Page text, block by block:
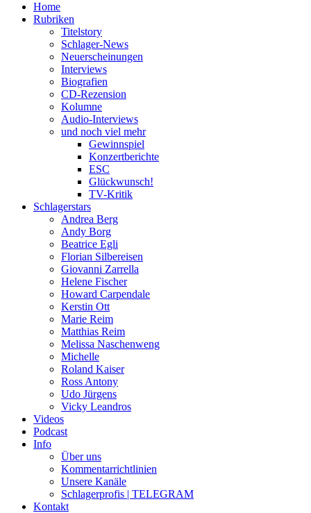
Home
Rubriken
Titelstory
Schlager-News
Neuerscheinungen
Interviews
Biografien
CD-Rezension
Kolumne
Audio-Interviews
und noch viel mehr
Gewinnspiel
Konzertberichte
ESC
Glückwunsch!
TV-Kritik
Schlagerstars
Andrea Berg
Andy Borg
Beatrice Egli
Florian Silbereisen
Giovanni Zarrella
Helene Fischer
Howard Carpendale
Kerstin Ott
Marie Reim
Matthias Reim
Melissa Naschenweng
Michelle
Roland Kaiser
Ross Antony
Udo Jürgens
Vicky Leandros
Videos
Podcast
Info
Über uns
Kommentarrichtlinien
Unsere Kanäle
Schlagerprofis | TELEGRAM
Kontakt